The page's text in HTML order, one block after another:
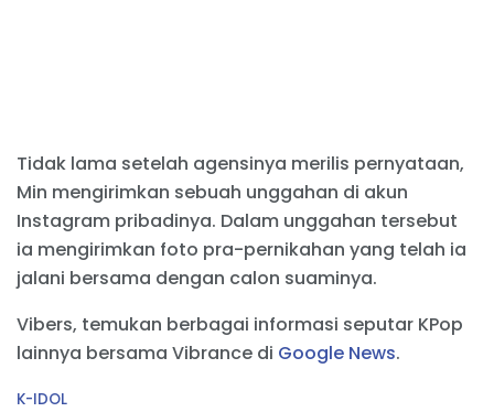
Tidak lama setelah agensinya merilis pernyataan,
Min mengirimkan sebuah unggahan di akun
Instagram pribadinya. Dalam unggahan tersebut
ia mengirimkan foto pra-pernikahan yang telah ia
jalani bersama dengan calon suaminya.
Vibers, temukan berbagai informasi seputar KPop
lainnya bersama Vibrance di Google News.
C
K-IDOL